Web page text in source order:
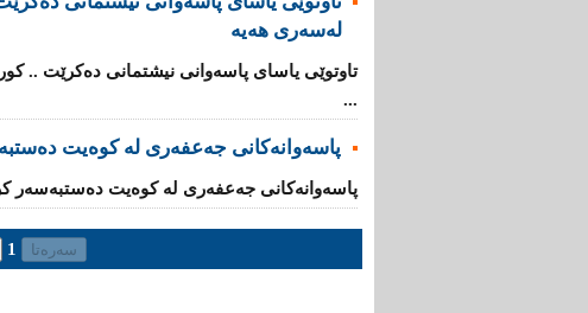
لەسەرى هەیە
تاوتوێى یاسای پاسەوانی نیشتمانی دەکرێت ..
...
پاسەوانەکانی جەعفەری لە کوەیت
پاسەوانەکانی جەعفەری لە کوەیت دەستبەسەر
1